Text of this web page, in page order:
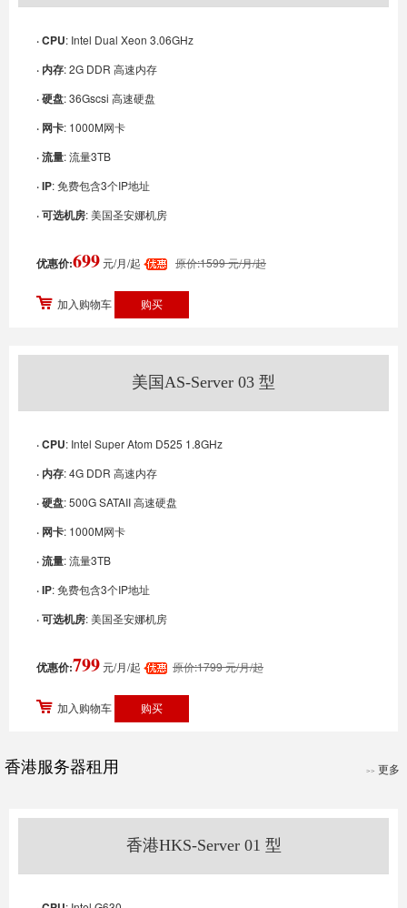
· CPU: Intel Dual Xeon 3.06GHz
· 内存: 2G DDR 高速内存
· 硬盘: 36Gscsi 高速硬盘
· 网卡: 1000M网卡
· 流量: 流量3TB
· IP: 免费包含3个IP地址
· 可选机房: 美国圣安娜机房
优惠价:699元/月/起 原价:1599 元/月/起
加入购物车
美国AS-Server 03 型
· CPU: Intel Super Atom D525 1.8GHz
· 内存: 4G DDR 高速内存
· 硬盘: 500G SATAII 高速硬盘
· 网卡: 1000M网卡
· 流量: 流量3TB
· IP: 免费包含3个IP地址
· 可选机房: 美国圣安娜机房
优惠价:799元/月/起 原价:1799 元/月/起
加入购物车
香港服务器租用 >> 更多
香港HKS-Server 01 型